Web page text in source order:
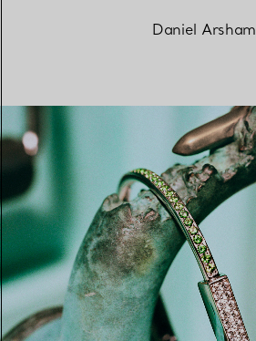
Daniel Arsham